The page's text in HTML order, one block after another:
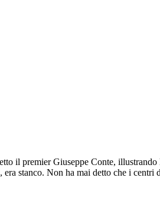
il premier Giuseppe Conte, illustrando
stanco. Non ha mai detto che i centri